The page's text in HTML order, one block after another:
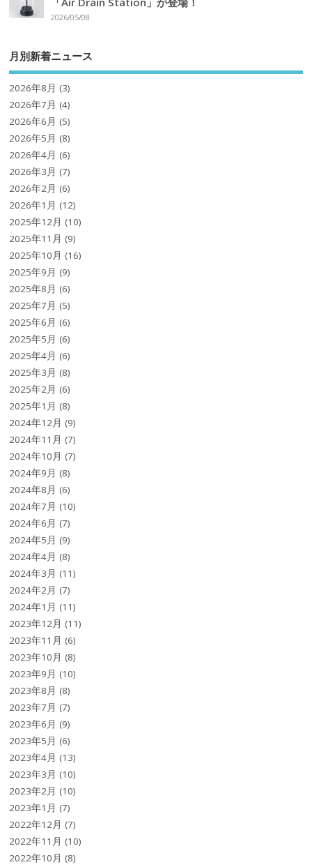
2026/05/08
月別新着ニュース
2026年8月 (3)
2026年7月 (4)
2026年6月 (5)
2026年5月 (8)
2026年4月 (6)
2026年3月 (7)
2026年2月 (6)
2026年1月 (12)
2025年12月 (10)
2025年11月 (9)
2025年10月 (16)
2025年9月 (9)
2025年8月 (6)
2025年7月 (5)
2025年6月 (6)
2025年5月 (6)
2025年4月 (6)
2025年3月 (8)
2025年2月 (6)
2025年1月 (8)
2024年12月 (9)
2024年11月 (7)
2024年10月 (7)
2024年9月 (8)
2024年8月 (6)
2024年7月 (10)
2024年6月 (7)
2024年5月 (9)
2024年4月 (8)
2024年3月 (11)
2024年2月 (7)
2024年1月 (11)
2023年12月 (11)
2023年11月 (6)
2023年10月 (8)
2023年9月 (10)
2023年8月 (8)
2023年7月 (7)
2023年6月 (9)
2023年5月 (6)
2023年4月 (13)
2023年3月 (10)
2023年2月 (10)
2023年1月 (7)
2022年12月 (7)
2022年11月 (10)
2022年10月 (8)